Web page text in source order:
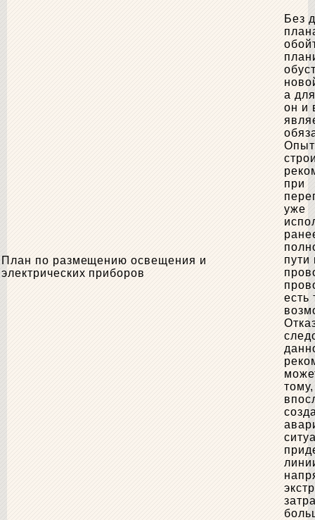
План по размещению освещения и
электрических приборов
Без
а
он и
при
уже
пути
есть